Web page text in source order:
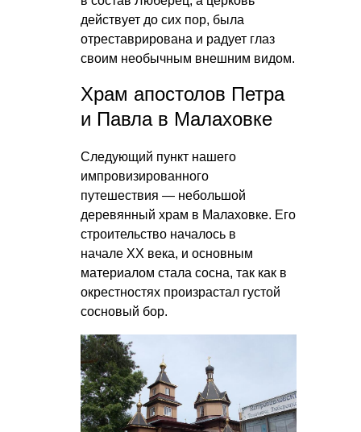
действует до сих пор, была
отреставрирована и радует глаз
своим необычным внешним видом.
Храм апостолов Петра
и Павла в Малаховке
Следующий пункт нашего
импровизированного
путешествия — небольшой
деревянный храм в Малаховке. Его
строительство началось в
начале ХХ века, и основным
материалом стала сосна, так как в
окрестностях произрастал густой
сосновый бор.